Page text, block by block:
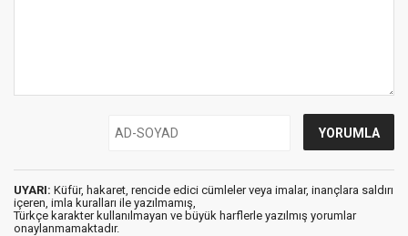
UYARI: Küfür, hakaret, rencide edici cümleler veya imalar, inançlara saldırı
içeren, imla kuralları ile yazılmamış,
Türkçe karakter kullanılmayan ve büyük harflerle yazılmış yorumlar
onaylanmamaktadır.